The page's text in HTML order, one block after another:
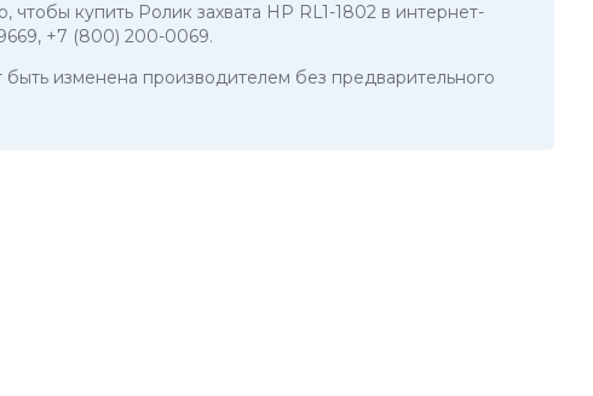
купить Ролик захвата HP RL1-1802 в интернет-
, +7 (800) 200-0069.
изменена производителем без предварительного